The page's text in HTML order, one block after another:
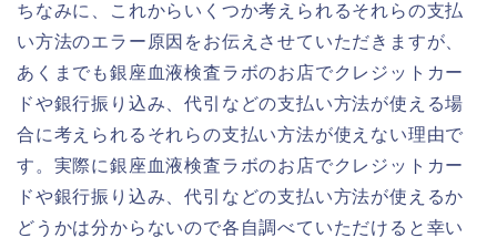
ちなみに、これからいくつか考えられるそれらの支払
い方法のエラー原因をお伝えさせていただきますが、
あくまでも銀座血液検査ラボのお店でクレジットカー
ドや銀行振り込み、代引などの支払い方法が使える場
合に考えられるそれらの支払い方法が使えない理由で
す。実際に銀座血液検査ラボのお店でクレジットカー
ドや銀行振り込み、代引などの支払い方法が使えるか
どうかは分からないので各自調べていただけると幸い